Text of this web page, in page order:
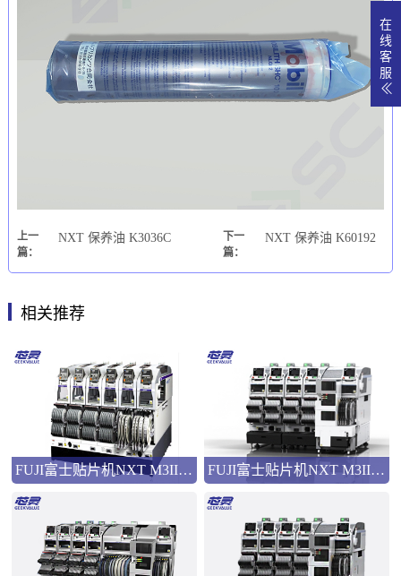
上一
篇：
NXT 保养油 K3036C
下一
篇：
NXT 保养油 K60192
相关推荐
FUJI富士贴片机NXT M3III模组型高速多功能贴片机 FUJI富士贴片机NXT M3IIIc模组型高速多功能贴片机
在
线
客
服